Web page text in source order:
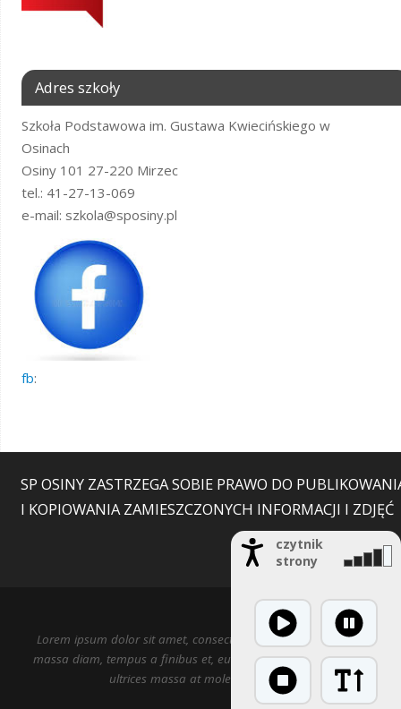
Adres szkoły
Szkoła Podstawowa im. Gustawa Kwiecińskiego w
Osinach
Osiny 101 27-220 Mirzec
tel.: 41-27-13-069
e-mail: szkola@sposiny.pl
fb:
SP OSINY ZASTRZEGA SOBIE PRAWO DO
I KOPIOWANIA ZAMIESZCZONYCH INFORMACJI I ZDJĘĆ
Lorem ipsum dolor sit amet, consectetur adipiscing elit. Nulla
massa diam, tempus a finibus et, euismod nec arcu. Praesent
ultrices massa at molestie facilisis.
czytnik
strony